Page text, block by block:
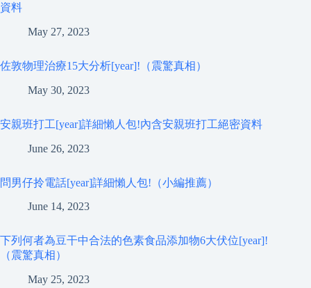
資料
May 27, 2023
佐敦物理治療15大分析[year]!（震驚真相）
May 30, 2023
安親班打工[year]詳細懶人包!內含安親班打工絕密資料
June 26, 2023
問男仔拎電話[year]詳細懶人包!（小編推薦）
June 14, 2023
下列何者為豆干中合法的色素食品添加物6大伏位[year]!
（震驚真相）
May 25, 2023